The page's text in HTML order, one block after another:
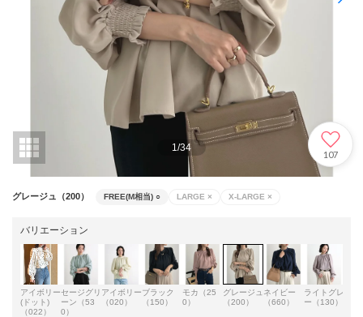
1 /34
107
グレージュ（200） FREE(M相当) ○ LARGE × X-LARGE ×
バリエーション
アイボリー
(ドット)
（022）
セージグリ
ーン（53
0）
アイボリー
（020）
ブラック
（150）
モカ（25
0）
グレージュ
（200）
ネイビー
（660）
ライトグレ
ー（130）